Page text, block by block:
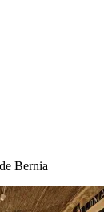
Bernia